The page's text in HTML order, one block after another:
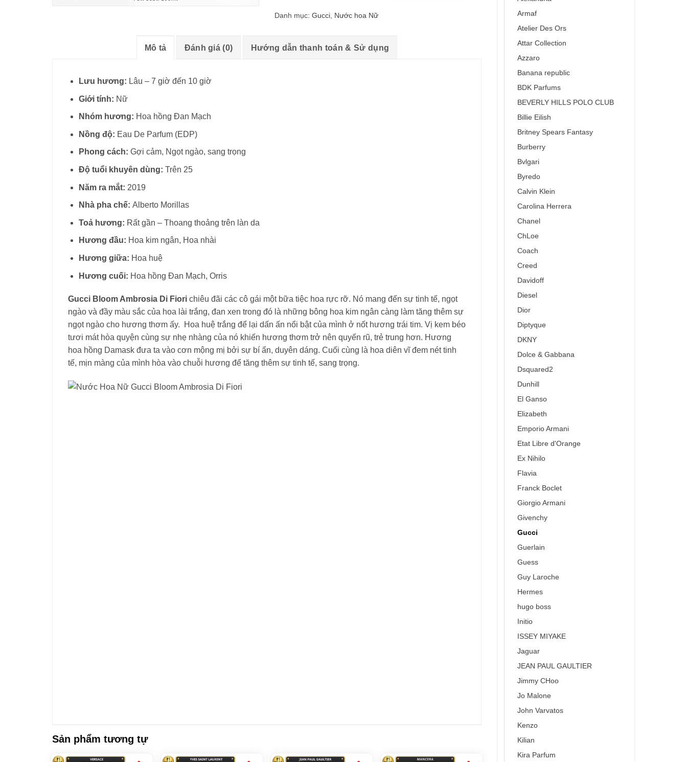
Armaf
Atelier Des Ors
Attar Collection
Azzaro
Banana republic
BDK Parfums
BEVERLY HILLS POLO CLUB
Billie Eilish
Britney Spears Fantasy
Burberry
Bvlgari
Byredo
Calvin Klein
Carolina Herrera
Chanel
ChLoe
Coach
Creed
Davidoff
Diesel
Dior
Diptyque
DKNY
Dolce & Gabbana
Dsquared2
Dunhill
El Ganso
Elizabeth
Emporio Armani
Etat Libre d'Orange
Ex Nihilo
Flavia
Franck Boclet
Giorgio Armani
Givenchy
Gucci
Guerlain
Guess
Guy Laroche
Hermes
hugo boss
Initio
ISSEY MIYAKE
Jaguar
JEAN PAUL GAULTIER
Jimmy CHoo
Jo Malone
John Varvatos
Kenzo
Kilian
Kira Parfum
Danh mục: Gucci, Nước hoa Nữ
Mô tả Đánh giá (0) Hướng dẫn thanh toán & Sử dụng
Lưu hương: Lâu – 7 giờ đến 10 giờ
Giới tính: Nữ
Nhóm hương: Hoa hồng Đan Mạch
Nồng độ: Eau De Parfum (EDP)
Phong cách: Gợi cảm, Ngọt ngào, sang trọng
Độ tuổi khuyên dùng: Trên 25
Năm ra mắt: 2019
Nhà pha chế: Alberto Morillas
Toả hương: Rất gần – Thoang thoảng trên làn da
Hương đầu: Hoa kim ngân, Hoa nhài
Hương giữa: Hoa huệ
Hương cuối: Hoa hồng Đan Mạch, Orris
Gucci Bloom Ambrosia Di Fiori chiêu đãi các cô gái một bữa tiệc hoa rực rỡ. Nó mang đến sự tinh tế, ngọt
ngào và đầy màu sắc của hoa lài trắng, đan xen trong đó là những bông hoa kim ngân càng làm tăng thêm sự
ngọt ngào cho hương thơm ấy. Hoa huệ trắng để lại dấn ấn nổi bật của mình ở nốt hương trái tim. Vị kem béo
tươi mát hòa quyện cùng sự nhẹ nhàng của nó khiến hương thơm trở nên quyến rũ, trẻ trung hơn. Hương
hoa hồng Damask đưa ta vào cơn mộng mị bởi sự bí ẩn, duyên dáng. Cuối cùng là hoa diên vĩ đem nét tinh
tế, mịn màng của mình hòa vào chuỗi hương để tăng thêm sự tinh tế, sang trọng.
Sản phẩm tương tự